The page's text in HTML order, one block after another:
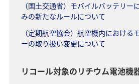
（国土交通省）モバイルバッテリー
みの新たなルールについて
（定期航空協会）航空機内における
ーの取り扱い変更について
リコール対象のリチウム電池機